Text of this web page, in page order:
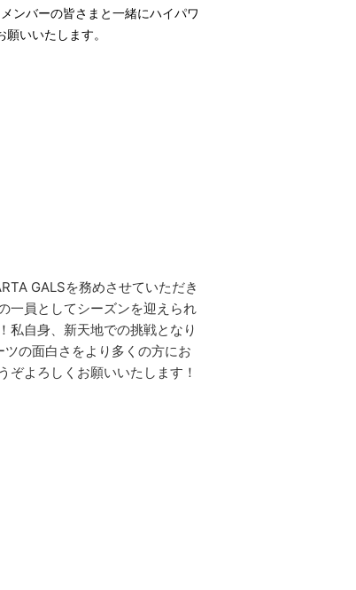
ンバーの皆さまと一緒にハイパワ
いいたします。
GALSを務めさせていただき
一員としてシーズンを迎えられ
私自身、新天地での挑戦となり
の面白さをより多くの方にお
ぞよろしくお願いいたします！